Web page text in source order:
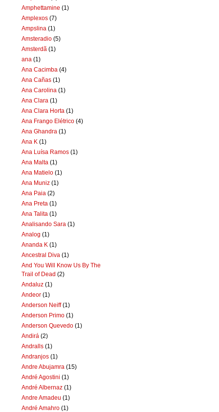
Amphettamine (1)
Amplexos (7)
Ampslina (1)
Amsteradio (5)
Amsterdã (1)
ana (1)
Ana Cacimba (4)
Ana Cañas (1)
Ana Carolina (1)
Ana Clara (1)
Ana Clara Horta (1)
Ana Frango Elétrico (4)
Ana Ghandra (1)
Ana K (1)
Ana Luísa Ramos (1)
Ana Malta (1)
Ana Matielo (1)
Ana Muniz (1)
Ana Paia (2)
Ana Preta (1)
Ana Talita (1)
Analisando Sara (1)
Analog (1)
Ananda K (1)
Ancestral Diva (1)
And You Will Know Us By The
Trail of Dead (2)
Andaluz (1)
Andeor (1)
Anderson Neiff (1)
Anderson Primo (1)
Anderson Quevedo (1)
Andirá (2)
Andralls (1)
Andranjos (1)
Andre Abujamra (15)
André Agostini (1)
André Albernaz (1)
Andre Amadeu (1)
André Amahro (1)